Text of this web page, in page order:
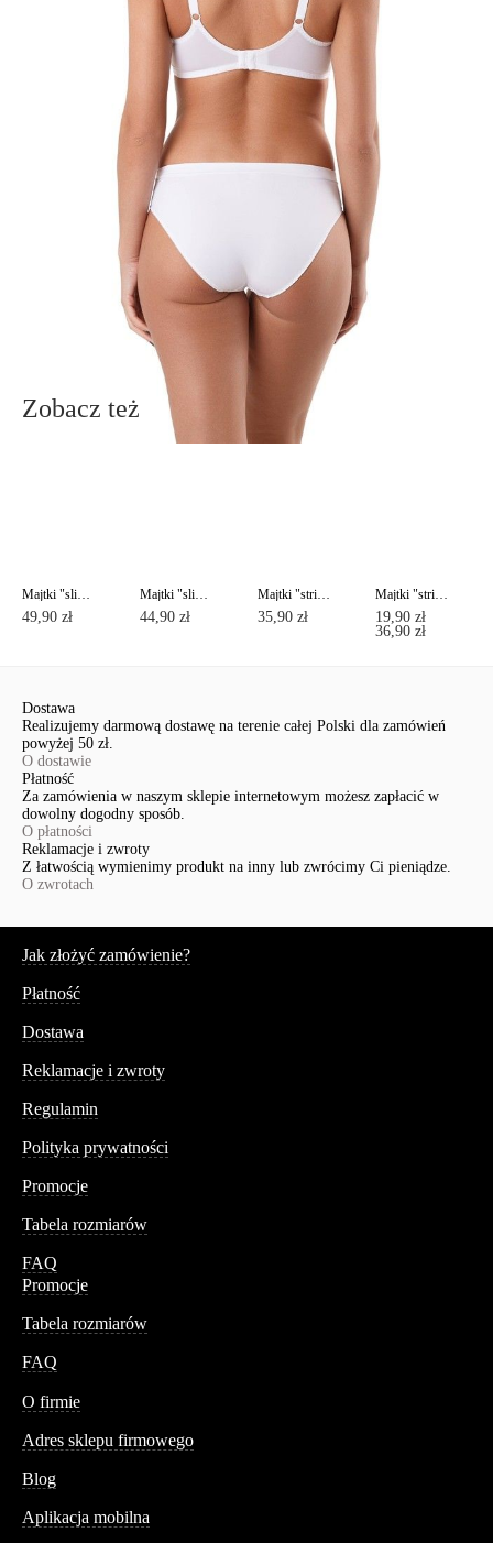
- półprzezroczysty, nieelastyczny top z koronki.
1009010120480015
poliamid 94%; elastan 6%
Udostępnij produkt
Podmiot odpowiedzialny
EuroTrade Tex Sp z o.o.
91-341, Łódź, Polska
+48 500-503-636
Ten produkt nie ma pytań Możesz zadać pytanie, klikając przycisk
Zobacz też
Majtki "slipy" DAY BY DAY RP0001
49,90 zł
Majtki "slipy" DAY BY DAY RP0002
44,90 zł
Majtki "stringi" DAY BY DAY RP0003
35,90 zł
Majtki "stringi" VOYAGE RP5016
19,90 zł
36,90 zł
Dostawa
Realizujemy darmową dostawę na terenie całej Polski dla zamówień
powyżej 50 zł.
O dostawie
Płatność
Za zamówienia w naszym sklepie internetowym możesz zapłacić w
dowolny dogodny sposób.
O płatności
Reklamacje i zwroty
Z łatwością wymienimy produkt na inny lub zwrócimy Ci pieniądze.
O zwrotach
Jak złożyć zamówienie?
Płatność
Dostawa
Reklamacje i zwroty
Regulamin
Polityka prywatności
Promocje
Tabela rozmiarów
FAQ
Promocje
Tabela rozmiarów
FAQ
O firmie
Adres sklepu firmowego
Blog
Aplikacja mobilna